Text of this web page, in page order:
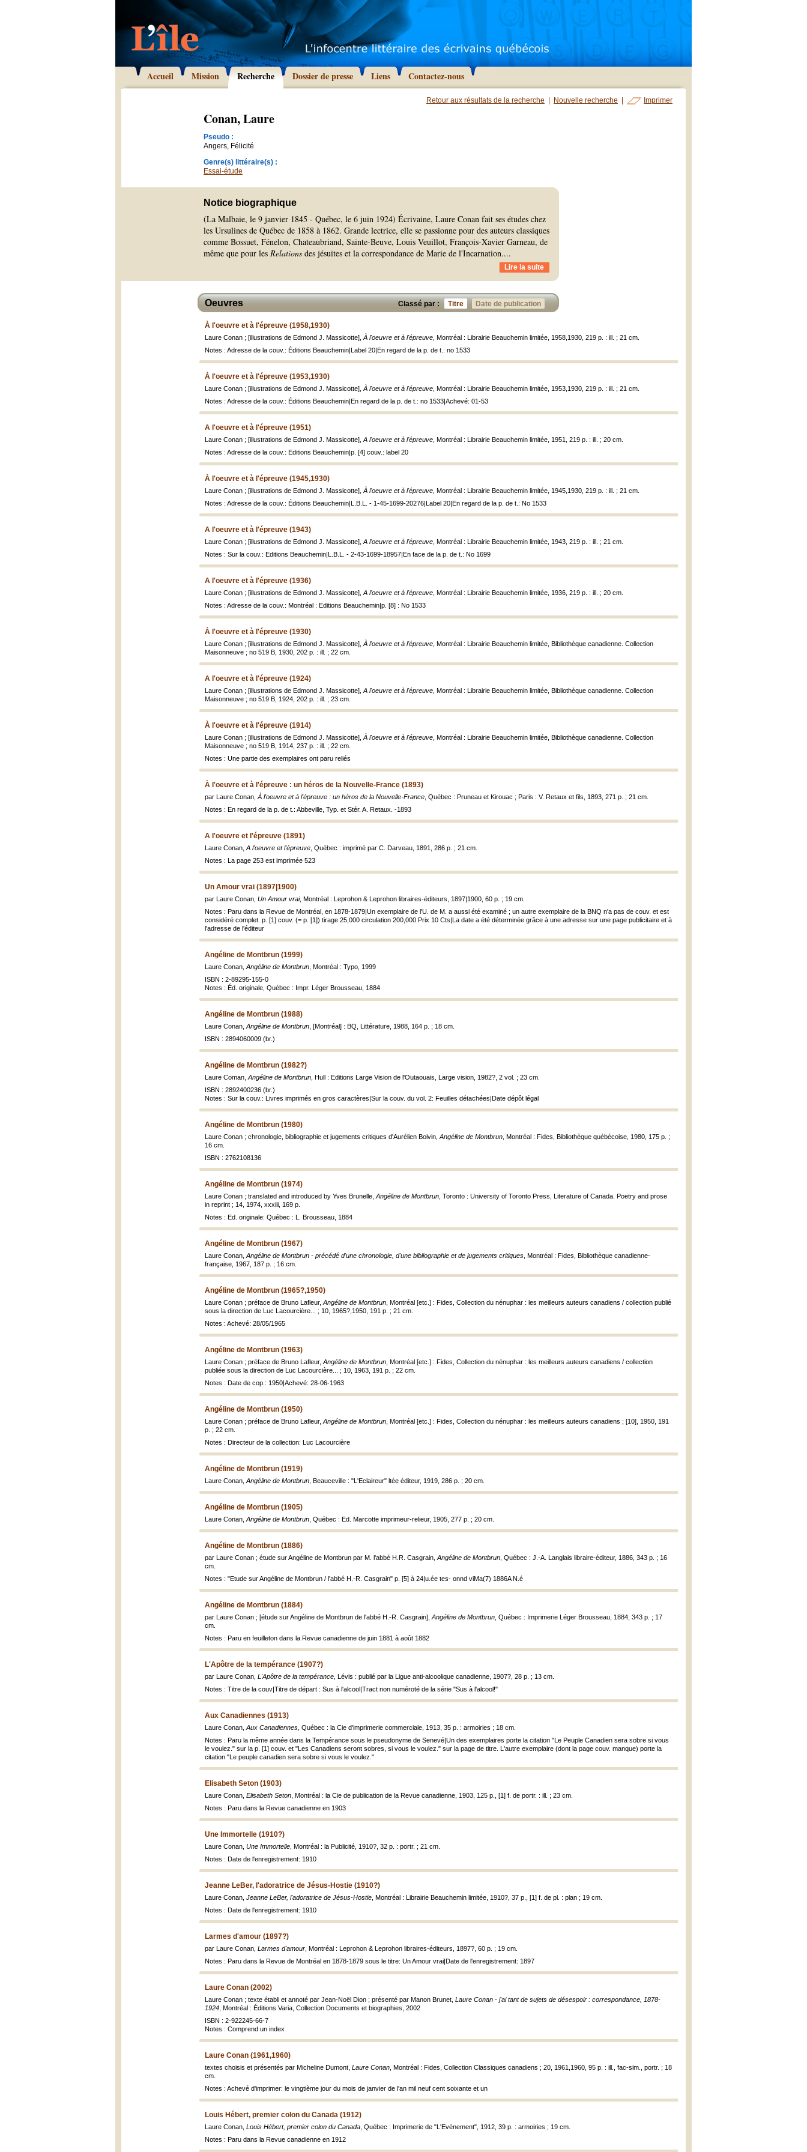
Accueil Mission Recherche Dossier de presse Liens Contactez-nous
Retour aux résultats de la recherche Nouvelle recherche Imprimer
Conan, Laure
Pseudo :
Angers, Félicité
Genre(s) littéraire(s) :
Essai-étude
Notice biographique
(La Malbaie, le 9 janvier 1845 - Québec, le 6 juin 1924) Écrivaine, Laure Conan fait ses études chez
les Ursulines de Québec de 1858 à 1862. Grande lectrice, elle se passionne pour des auteurs classiques
comme Bossuet, Fénelon, Chateaubriand, Sainte-Beuve, Louis Veuillot, François-Xavier Garneau, de
même que pour les Relations des jésuites et la correspondance de Marie de l'Incarnation....
Lire la suite
Classé par : Titre Date de publication
Oeuvres
À l'oeuvre et à l'épreuve (1958,1930)
Laure Conan ; [illustrations de Edmond J. Massicotte], À l'oeuvre et à l'épreuve , Montréal : Librairie Beauchemin limitée, 1958,1930, 219 p. : ill. ; 21 cm.
Notes : Adresse de la couv.: Éditions Beauchemin|Label 20|En regard de la p. de t.: no 1533
À l'oeuvre et à l'épreuve (1953,1930)
Laure Conan ; [illustrations de Edmond J. Massicotte], À l'oeuvre et à l'épreuve , Montréal : Librairie Beauchemin limitée, 1953,1930, 219 p. : ill. ; 21 cm.
Notes : Adresse de la couv.: Éditions Beauchemin|En regard de la p. de t.: no 1533|Achevé: 01-53
A l'oeuvre et à l'épreuve (1951)
Laure Conan ; [illustrations de Edmond J. Massicotte], A l'oeuvre et à l'épreuve , Montréal : Librairie Beauchemin limitée, 1951, 219 p. : ill. ; 20 cm.
Notes : Adresse de la couv.: Editions Beauchemin|p. [4] couv.: label 20
À l'oeuvre et à l'épreuve (1945,1930)
Laure Conan ; [illustrations de Edmond J. Massicotte], À l'oeuvre et à l'épreuve , Montréal : Librairie Beauchemin limitée, 1945,1930, 219 p. : ill. ; 21 cm.
Notes : Adresse de la couv.: Éditions Beauchemin|L.B.L. - 1-45-1699-20276|Label 20|En regard de la p. de t.: No 1533
A l'oeuvre et à l'épreuve (1943)
Laure Conan ; [illustrations de Edmond J. Massicotte], A l'oeuvre et à l'épreuve , Montréal : Librairie Beauchemin limitée, 1943, 219 p. : ill. ; 21 cm.
Notes : Sur la couv.: Editions Beauchemin|L.B.L. - 2-43-1699-18957|En face de la p. de t.: No 1699
A l'oeuvre et à l'épreuve (1936)
Laure Conan ; [illustrations de Edmond J. Massicotte], A l'oeuvre et à l'épreuve , Montréal : Librairie Beauchemin limitée, 1936, 219 p. : ill. ; 20 cm.
Notes : Adresse de la couv.: Montréal : Editions Beauchemin|p. [8] : No 1533
À l'oeuvre et à l'épreuve (1930)
Laure Conan ; [illustrations de Edmond J. Massicotte], À l'oeuvre et à l'épreuve , Montréal : Librairie Beauchemin limitée, Bibliothèque canadienne. Collection
Maisonneuve ; no 519 B, 1930, 202 p. : ill. ; 22 cm.
A l'oeuvre et à l'épreuve (1924)
Laure Conan ; [illustrations de Edmond J. Massicotte], A l'oeuvre et à l'épreuve , Montréal : Librairie Beauchemin limitée, Bibliothèque canadienne. Collection
Maisonneuve ; no 519 B, 1924, 202 p. : ill. ; 23 cm.
À l'oeuvre et à l'épreuve (1914)
Laure Conan ; [illustrations de Edmond J. Massicotte], À l'oeuvre et à l'épreuve , Montréal : Librairie Beauchemin limitée, Bibliothèque canadienne. Collection
Maisonneuve ; no 519 B, 1914, 237 p. : ill. ; 22 cm.
Notes : Une partie des exemplaires ont paru reliés
À l'oeuvre et à l'épreuve : un héros de la Nouvelle-France (1893)
par Laure Conan, À l'oeuvre et à l'épreuve : un héros de la Nouvelle-France , Québec : Pruneau et Kirouac ; Paris : V. Retaux et fils, 1893, 271 p. ; 21 cm.
Notes : En regard de la p. de t.: Abbeville, Typ. et Stér. A. Retaux. -1893
A l'oeuvre et l'épreuve (1891)
Laure Conan, A l'oeuvre et l'épreuve , Québec : imprimé par C. Darveau, 1891, 286 p. ; 21 cm.
Notes : La page 253 est imprimée 523
Un Amour vrai (1897|1900)
par Laure Conan, Un Amour vrai, Montréal : Leprohon & Leprohon libraires-éditeurs, 1897|1900, 60 p. ; 19 cm.
Notes : Paru dans la Revue de Montréal, en 1878-1879|Un exemplaire de l'U. de M. a aussi été examiné ; un autre exemplaire de la BNQ n'a pas de couv. et est
considéré complet. p. [1] couv. (= p. [1]) tirage 25,000 circulation 200,000 Prix 10 Cts|La date a été déterminée grâce à une adresse sur une page publicitaire et à
l'adresse de l'éditeur
Angéline de Montbrun (1999)
Laure Conan, Angéline de Montbrun , Montréal : Typo, 1999
ISBN : 2-89295-155-0
Notes : Éd. originale, Québec : Impr. Léger Brousseau, 1884
Angéline de Montbrun (1988)
Laure Conan, Angéline de Montbrun , [Montréal] : BQ, Littérature, 1988, 164 p. ; 18 cm.
ISBN : 2894060009 (br.)
Angéline de Montbrun (1982?)
Laure Coman, Angéline de Montbrun , Hull : Editions Large Vision de l'Outaouais, Large vision, 1982?, 2 vol. ; 23 cm.
ISBN : 2892400236 (br.)
Notes : Sur la couv.: Livres imprimés en gros caractères|Sur la couv. du vol. 2: Feuilles détachées|Date dépôt légal
Angéline de Montbrun (1980)
Laure Conan ; chronologie, bibliographie et jugements critiques d'Aurélien Boivin, Angéline de Montbrun , Montréal : Fides, Bibliothèque québécoise, 1980, 175 p. ;
16 cm.
ISBN : 2762108136
Angéline de Montbrun (1974)
Laure Conan ; translated and introduced by Yves Brunelle, Angéline de Montbrun , Toronto : University of Toronto Press, Literature of Canada. Poetry and prose
in reprint ; 14, 1974, xxxiii, 169 p.
Notes : Ed. originale: Québec : L. Brousseau, 1884
Angéline de Montbrun (1967)
Laure Conan, Angéline de Montbrun - précédé d'une chronologie, d'une bibliographie et de jugements critiques , Montréal : Fides, Bibliothèque canadienne-
française, 1967, 187 p. ; 16 cm.
Angéline de Montbrun (1965?,1950)
Laure Conan ; préface de Bruno Lafleur, Angéline de Montbrun , Montréal [etc.] : Fides, Collection du nénuphar : les meilleurs auteurs canadiens / collection publié
sous la direction de Luc Lacourcière... ; 10, 1965?,1950, 191 p. ; 21 cm.
Notes : Achevé: 28/05/1965
Angéline de Montbrun (1963)
Laure Conan ; préface de Bruno Lafleur, Angéline de Montbrun , Montréal [etc.] : Fides, Collection du nénuphar : les meilleurs auteurs canadiens / collection
publiée sous la direction de Luc Lacourcière... ; 10, 1963, 191 p. ; 22 cm.
Notes : Date de cop.: 1950|Achevé: 28-06-1963
Angéline de Montbrun (1950)
Laure Conan ; préface de Bruno Lafleur, Angéline de Montbrun , Montréal [etc.] : Fides, Collection du nénuphar : les meilleurs auteurs canadiens ; [10], 1950, 191
p. ; 22 cm.
Notes : Directeur de la collection: Luc Lacourcière
Angéline de Montbrun (1919)
Laure Conan, Angéline de Montbrun , Beauceville : "L'Eclaireur" ltée éditeur, 1919, 286 p. ; 20 cm.
Angéline de Montbrun (1905)
Laure Conan, Angéline de Montbrun , Québec : Ed. Marcotte imprimeur-relieur, 1905, 277 p. ; 20 cm.
Angéline de Montbrun (1886)
par Laure Conan ; étude sur Angéline de Montbrun par M. l'abbé H.R. Casgrain, Angéline de Montbrun , Québec : J.-A. Langlais libraire-éditeur, 1886, 343 p. ; 16
cm.
Notes : "Etude sur Angéline de Montbrun / l'abbé H.-R. Casgrain" p. [5] à 24|u.ée tes- onnd viMa(7) 1886A N.é
Angéline de Montbrun (1884)
par Laure Conan ; [étude sur Angéline de Montbrun de l'abbé H.-R. Casgrain], Angéline de Montbrun , Québec : Imprimerie Léger Brousseau, 1884, 343 p. ; 17
cm.
Notes : Paru en feuilleton dans la Revue canadienne de juin 1881 à août 1882
L'Apôtre de la tempérance (1907?)
par Laure Conan, L'Apôtre de la tempérance , Lévis : publié par la Ligue anti-alcoolique canadienne, 1907?, 28 p. ; 13 cm.
Notes : Titre de la couv|Titre de départ : Sus à l'alcool|Tract non numéroté de la série "Sus à l'alcool!"
Aux Canadiennes (1913)
Laure Conan, Aux Canadiennes , Québec : la Cie d'imprimerie commerciale, 1913, 35 p. : armoiries ; 18 cm.
Notes : Paru la même année dans la Tempérance sous le pseudonyme de Senevé|Un des exemplaires porte la citation "Le Peuple Canadien sera sobre si vous
le voulez." sur la p. [1] couv. et "Les Canadiens seront sobres, si vous le voulez." sur la page de titre. L'autre exemplaire (dont la page couv. manque) porte la
citation "Le peuple canadien sera sobre si vous le voulez."
Elisabeth Seton (1903)
Laure Conan, Elisabeth Seton , Montréal : la Cie de publication de la Revue canadienne, 1903, 125 p., [1] f. de portr. : ill. ; 23 cm.
Notes : Paru dans la Revue canadienne en 1903
Une Immortelle (1910?)
Laure Conan, Une Immortelle , Montréal : la Publicité, 1910?, 32 p. : portr. ; 21 cm.
Notes : Date de l'enregistrement: 1910
Jeanne LeBer, l'adoratrice de Jésus-Hostie (1910?)
Laure Conan, Jeanne LeBer, l'adoratrice de Jésus-Hostie , Montréal : Librairie Beauchemin limitée, 1910?, 37 p., [1] f. de pl. : plan ; 19 cm.
Notes : Date de l'enregistrement: 1910
Larmes d'amour (1897?)
par Laure Conan, Larmes d'amour , Montréal : Leprohon & Leprohon libraires-éditeurs, 1897?, 60 p. ; 19 cm.
Notes : Paru dans la Revue de Montréal en 1878-1879 sous le titre: Un Amour vrai|Date de l'enregistrement: 1897
Laure Conan (2002)
Laure Conan ; texte établi et annoté par Jean-Noël Dion ; présenté par Manon Brunet, Laure Conan - j'ai tant de sujets de désespoir : correspondance, 1878-
1924 , Montréal : Éditions Varia, Collection Documents et biographies, 2002
ISBN : 2-922245-66-7
Notes : Comprend un index
Laure Conan (1961,1960)
textes choisis et présentés par Micheline Dumont, Laure Conan , Montréal : Fides, Collection Classiques canadiens ; 20, 1961,1960, 95 p. : ill., fac-sim., portr. ; 18
cm.
Notes : Achevé d'imprimer: le vingtième jour du mois de janvier de l'an mil neuf cent soixante et un
Louis Hébert, premier colon du Canada (1912)
Laure Conan, Louis Hébert, premier colon du Canada , Québec : Imprimerie de "L'Evénement", 1912, 39 p. : armoiries ; 19 cm.
Notes : Paru dans la Revue canadienne en 1912